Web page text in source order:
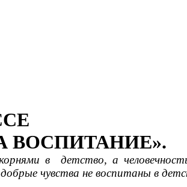
ВОСПИТАНИЕ».
в детство, а
чувства не воспитаны в